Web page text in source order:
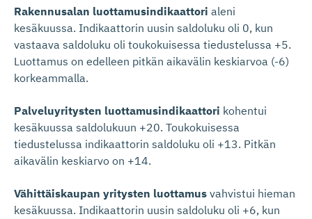
Rakennusalan luottamusindikaattori aleni
kesäkuussa. Indikaattorin uusin saldoluku oli 0, kun
vastaava saldoluku oli toukokuisessa tiedustelussa +5.
Luottamus on edelleen pitkän aikavälin keskiarvoa (-6)
korkeammalla.
Palveluyritysten luottamusindikaattori kohentui
kesäkuussa saldolukuun +20. Toukokuisessa
tiedustelussa indikaattorin saldoluku oli +13. Pitkän
aikavälin keskiarvo on +14.
Vähittäiskaupan yritysten luottamus vahvistui hieman
kesäkuussa. Indikaattorin uusin saldoluku oli +6, kun